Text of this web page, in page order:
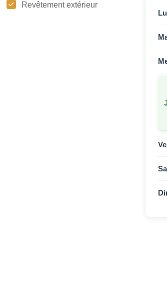
Revêtement extérieur